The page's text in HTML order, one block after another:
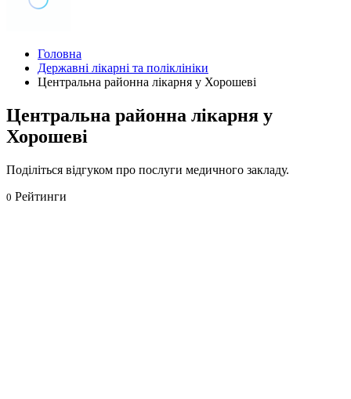
Головна
Державні лікарні та поліклініки
Центральна районна лікарня у Хорошеві
Центральна районна лікарня у
Хорошеві
Поділіться відгуком про послуги медичного закладу.
0 Рейтинги